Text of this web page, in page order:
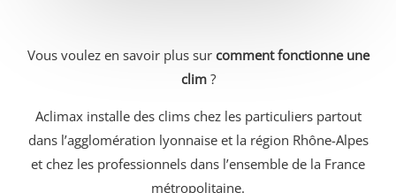
Vous voulez en savoir plus sur comment fonctionne une
clim?
Aclimax installe des clims chez les particuliers partout
dans l’agglomération lyonnaise et la région Rhône-Alpes
et chez les professionnels dans l’ensemble de la France
métropolitaine.